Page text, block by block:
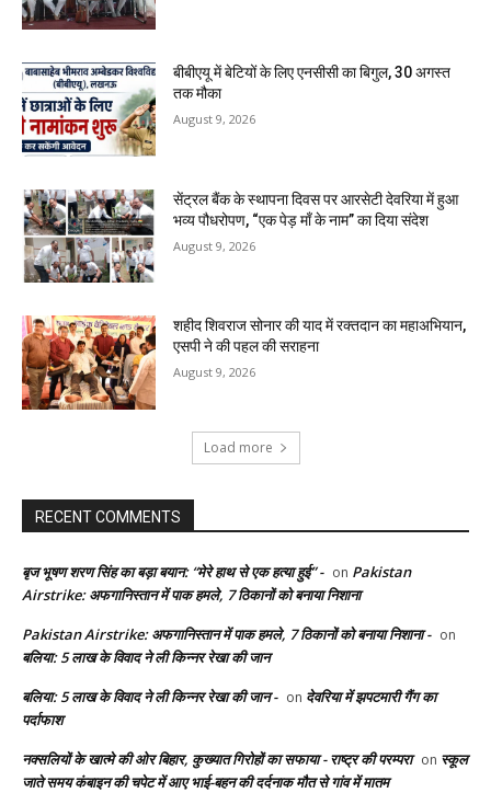
बीबीएयू में बेटियों के लिए एनसीसी का बिगुल, 30 अगस्त
तक मौका
August 9, 2026
सेंट्रल बैंक के स्थापना दिवस पर आरसेटी देवरिया में हुआ
भव्य पौधरोपण, “एक पेड़ माँ के नाम” का दिया संदेश
August 9, 2026
शहीद शिवराज सोनार की याद में रक्तदान का महाअभियान,
एसपी ने की पहल की सराहना
August 9, 2026
Load more
RECENT COMMENTS
बृज भूषण शरण सिंह का बड़ा बयान: “मेरे हाथ से एक हत्या हुई” - on Pakistan
Airstrike: अफगानिस्तान में पाक हमले, 7 ठिकानों को बनाया निशाना
Pakistan Airstrike: अफगानिस्तान में पाक हमले, 7 ठिकानों को बनाया निशाना - on
बलिया: 5 लाख के विवाद ने ली किन्नर रेखा की जान
बलिया: 5 लाख के विवाद ने ली किन्नर रेखा की जान - on देवरिया में झपटमारी गैंग का
पर्दाफाश
नक्सलियों के खात्मे की ओर बिहार, कुख्यात गिरोहों का सफाया - राष्ट्र की परम्परा on स्कूल
जाते समय कंबाइन की चपेट में आए भाई-बहन की दर्दनाक मौत से गांव में मातम